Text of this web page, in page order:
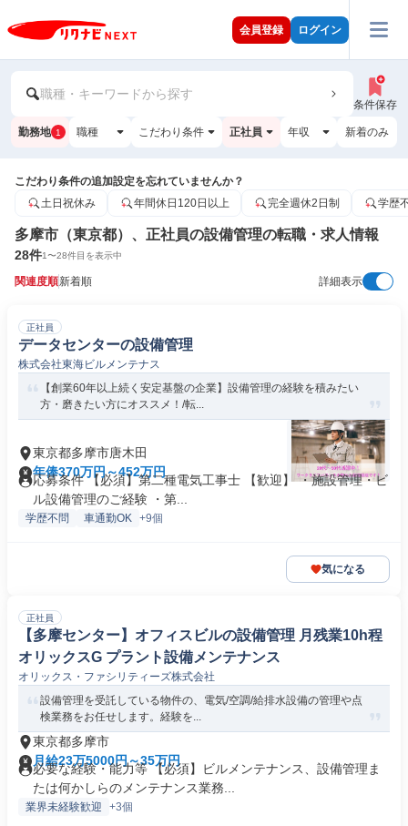
会員登録 ログイン
職種・キーワードから探す
条件保存
勤務地 1 職種 こだわり条件 正社員 年収 新着のみ
こだわり条件の追加設定を忘れていませんか？
土日祝休み
年間休日120日以上 完全週休2日制 学歴
多摩市（東京都）、正社員の設備管理の転職・求人情報
28件1〜28件目を表示中
関連度順新着順 詳細表示
正社員
データセンターの設備管理
株式会社東海ビルメンテナス
【創業60年以上続く安定基盤の企業】設備管理の経験を積みたい
方・磨きたい方にオススメ！/転...
東京都多摩市唐木田
年俸370万円～452万円
応募条件 【必須】第二種電気工事士 【歓迎】 ・施設管理・ビ
ル設備管理のご経験 ・第...
学歴不問 車通勤OK +9個
気になる
正社員
【多摩センター】オフィスビルの設備管理 月残業10h程
オリックスG プラント設備メンテナンス
オリックス・ファシリティーズ株式会社
設備管理を受託している物件の、電気/空調/給排水設備の管理や点
検業務をお任せします。経験を...
東京都多摩市
月給23万5000円～35万円
必要な経験・能力等 【必須】ビルメンテナンス、設備管理ま
たは何かしらのメンテナンス業務...
業界未経験歓迎 +3個